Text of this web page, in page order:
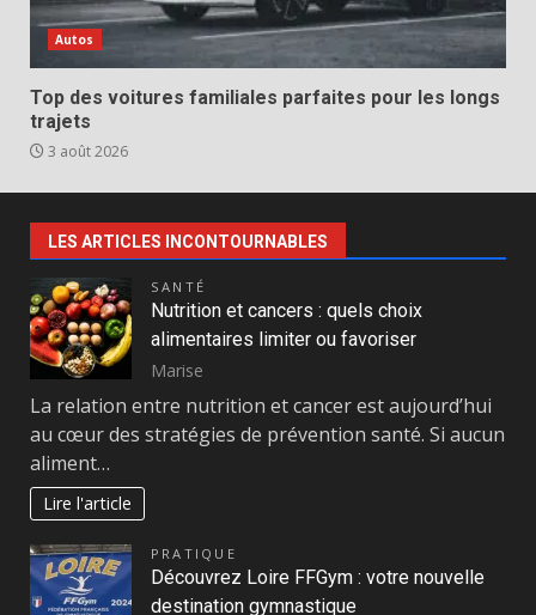
Autos
Top des voitures familiales parfaites pour les longs
trajets
3 août 2026
LES ARTICLES INCONTOURNABLES
SANTÉ
Nutrition et cancers : quels choix
alimentaires limiter ou favoriser
Marise
La relation entre nutrition et cancer est aujourd’hui
au cœur des stratégies de prévention santé. Si aucun
aliment…
Lire l'article
PRATIQUE
Découvrez Loire FFGym : votre nouvelle
destination gymnastique